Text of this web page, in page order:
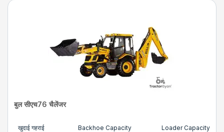
बुल सीएच76 चैलेंजर
खुदाई गहराई Backhoe Capacity Loader Capacity